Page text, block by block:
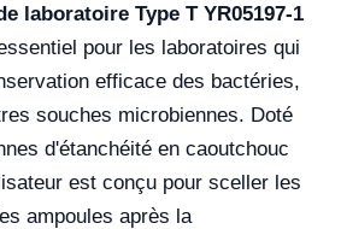
laboratoire Type T YR05197-1
pour les laboratoires qui
efficace des bactéries,
souches microbiennes. Doté
d'étanchéité en caoutchouc
est conçu pour sceller les
ampoules après la